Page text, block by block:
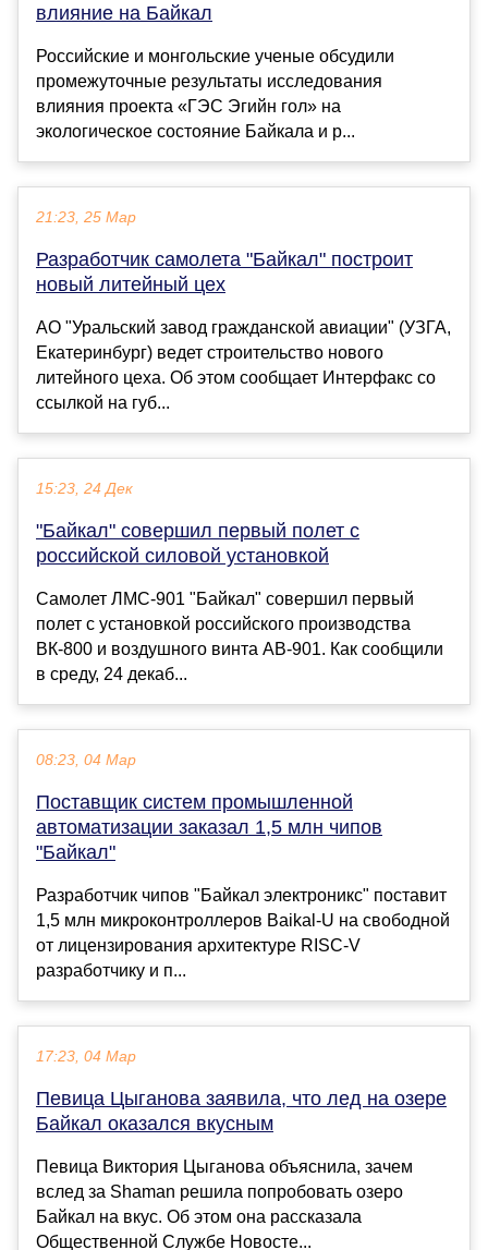
влияние на Байкал
Российские и монгольские ученые обсудили
промежуточные результаты исследования
влияния проекта «ГЭС Эгийн гол» на
экологическое состояние Байкала и р...
21:23, 25 Мар
Разработчик самолета "Байкал" построит
новый литейный цех
АО "Уральский завод гражданской авиации" (УЗГА,
Екатеринбург) ведет строительство нового
литейного цеха. Об этом сообщает Интерфакс со
ссылкой на губ...
15:23, 24 Дек
"Байкал" совершил первый полет с
российской силовой установкой
Самолет ЛМС-901 "Байкал" совершил первый
полет с установкой российского производства
ВК-800 и воздушного винта АВ-901. Как сообщили
в среду, 24 декаб...
08:23, 04 Мар
Поставщик систем промышленной
автоматизации заказал 1,5 млн чипов
"Байкал"
Разработчик чипов "Байкал электроникс" поставит
1,5 млн микроконтроллеров Baikal-U на свободной
от лицензирования архитектуре RISC-V
разработчику и п...
17:23, 04 Мар
Певица Цыганова заявила, что лед на озере
Байкал оказался вкусным
Певица Виктория Цыганова объяснила, зачем
вслед за Shaman решила попробовать озеро
Байкал на вкус. Об этом она рассказала
Общественной Службе Новосте...